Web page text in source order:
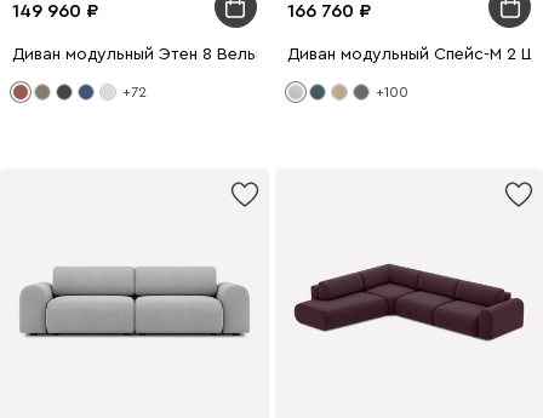
149 960
Диван модульный Этен 8 Вельвет Терракотовый
+72
166 760
Диван модульный Спейс-М 2
+100